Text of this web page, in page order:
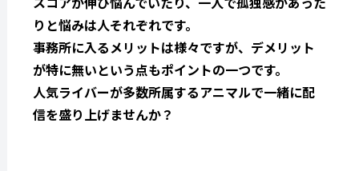
りと悩みは人それぞれです。
事務所に入るメリットは様々ですが、デメリット
が特に無いという点もポイントの一つです。
人気ライバーが多数所属するアニマルで一緒に配
信を盛り上げませんか？